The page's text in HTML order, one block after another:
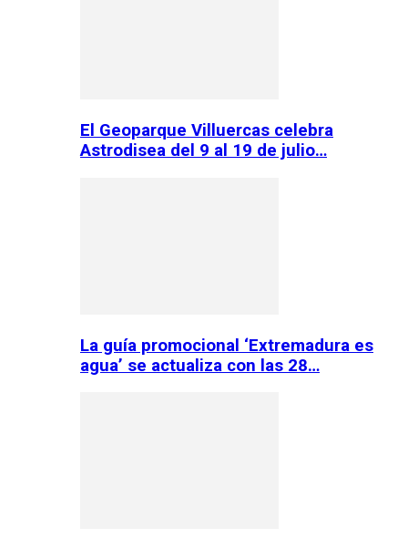
El Geoparque Villuercas celebra
Astrodisea del 9 al 19 de julio…
La guía promocional ‘Extremadura es
agua’ se actualiza con las 28…